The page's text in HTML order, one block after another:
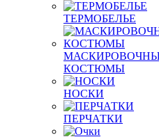
ТЕРМОБЕЛЬЕ
КОСТЮМЫ
НОСКИ
ПЕРЧАТКИ